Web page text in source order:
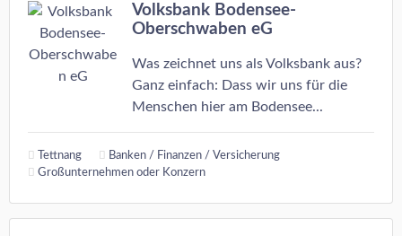
Volksbank Bodensee-
Oberschwaben eG
Was zeichnet uns als Volksbank aus?
Ganz einfach: Dass wir uns für die
Menschen hier am Bodensee...
Tettnang
Banken / Finanzen / Versicherung
Großunternehmen oder Konzern